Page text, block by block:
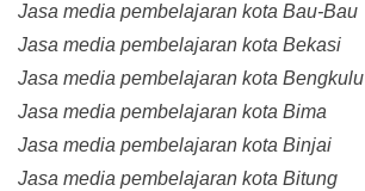
Jasa media pembelajaran kota Bau-Bau
Jasa media pembelajaran kota Bekasi
Jasa media pembelajaran kota Bengkulu
Jasa media pembelajaran kota Bima
Jasa media pembelajaran kota Binjai
Jasa media pembelajaran kota Bitung